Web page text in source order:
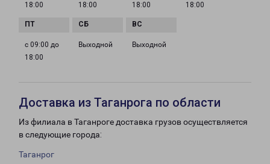
18:00
18:00
18:00
18:00
с 09:00 до
18:00
Выходной Выходной
Доставка из Таганрога по области
Из филиала в Таганроге доставка грузов осуществляется
в следующие города:
Таганрог